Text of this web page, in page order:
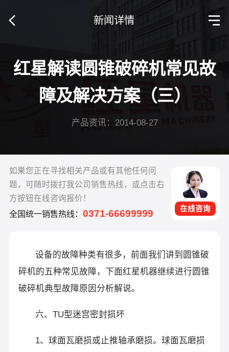
新闻详情
红星解读圆锥破碎机常见故
障及解决方案（三）
产品资讯：2014-08-27
如果您正在寻找相关产品或有其他任何问
题，可随时拨打我公司销售热线，或点击右
方按钮在线咨询报价！
全国统一销售热线： 0371-66699999 在线咨询
设备的故障种类有很多，前面我们讲到圆锥破
碎机的五种常见故障，下面红星机器继续进行圆锥
破碎机典型故障原因分析解说。
六、TU型迷宫密封损坏
1、球面瓦磨损或止推轴承磨损。球面瓦磨损